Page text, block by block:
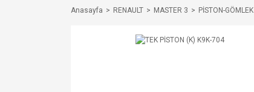
Anasayfa RENAULT MASTER 3 PİSTON-GÖMLEK